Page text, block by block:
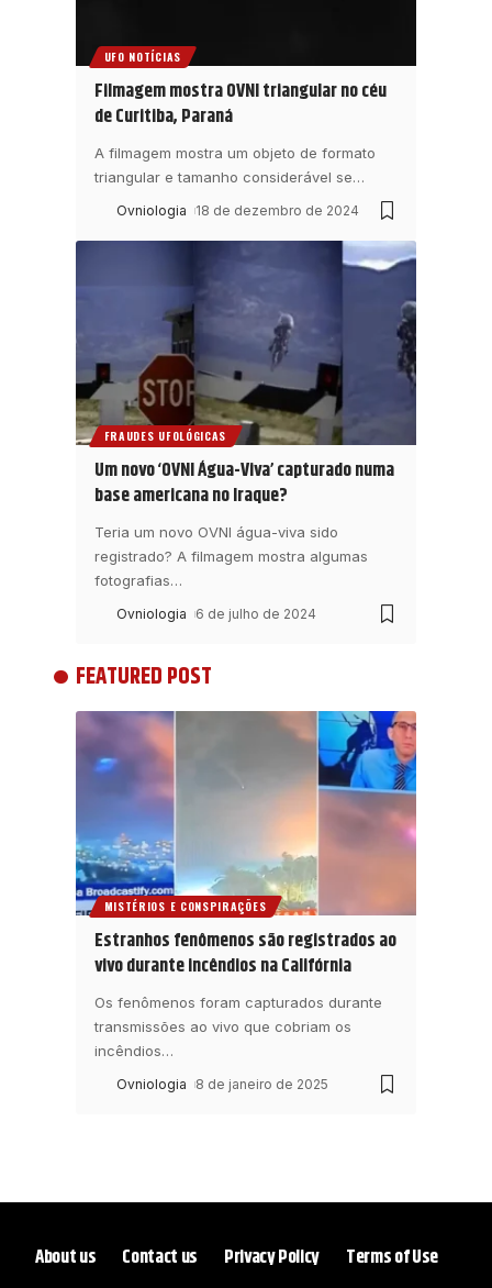
UFO NOTÍCIAS
Filmagem mostra OVNI triangular no céu
de Curitiba, Paraná
A filmagem mostra um objeto de formato
triangular e tamanho considerável se…
Ovniologia 18 de dezembro de 2024
FRAUDES UFOLÓGICAS
Um novo ‘OVNI Água-Viva’ capturado numa
base americana no Iraque?
Teria um novo OVNI água-viva sido
registrado? A filmagem mostra algumas
fotografias…
Ovniologia 6 de julho de 2024
FEATURED POST
MISTÉRIOS E CONSPIRAÇÕES
Estranhos fenômenos são registrados ao
vivo durante incêndios na Califórnia
Os fenômenos foram capturados durante
transmissões ao vivo que cobriam os
incêndios…
Ovniologia 8 de janeiro de 2025
About us Contact us Privacy Policy Terms of Use